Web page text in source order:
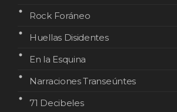
Rock Foráneo
Huellas Disidentes
En la Esquina
Narraciones Transeúntes
71 Decibeles